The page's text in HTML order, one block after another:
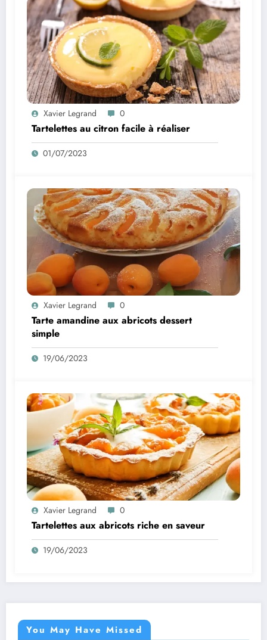
Xavier Legrand 0
Tartelettes au citron facile à réaliser
01/07/2023
Xavier Legrand 0
Tarte amandine aux abricots dessert
simple
19/06/2023
Xavier Legrand 0
Tartelettes aux abricots riche en saveur
19/06/2023
You May Have Missed